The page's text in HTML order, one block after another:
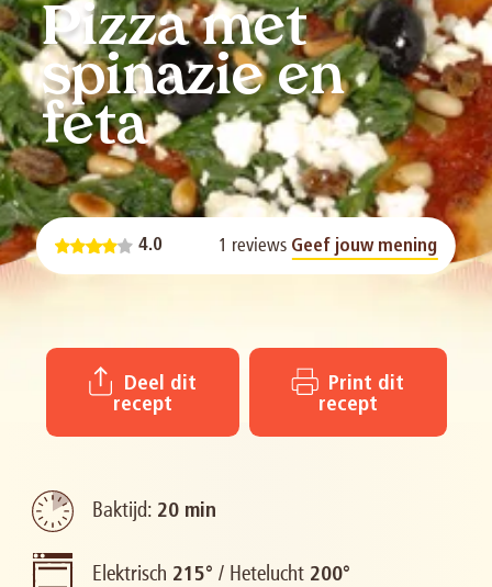
Pizza met
spinazie en
feta
4.0 1 reviews Geef jouw mening
recept
recept
Baktijd: 20 min
Elektrisch 215° / Hetelucht 200°